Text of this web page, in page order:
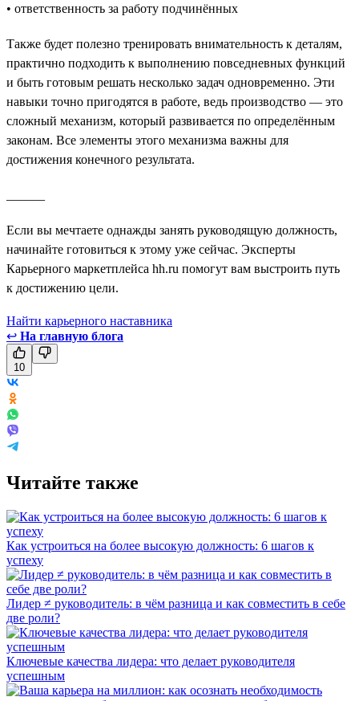
• ответственность за работу подчинённых
Также будет полезно тренировать внимательность к деталям,
практично подходить к выполнению повседневных функций
и быть готовым решать несколько задач одновременно. Эти
навыки точно пригодятся в работе, ведь производство — это
сложный механизм, который развивается по определённым
законам. Все элементы этого механизма важны для
достижения конечного результата.
Если вы мечтаете однажды занять руководящую должность,
начинайте готовиться к этому уже сейчас. Эксперты
Карьерного маркетплейса hh.ru помогут вам выстроить путь
к достижению цели.
Найти карьерного наставника
↩ На главную блога
10
Читайте также
Как устроиться на более высокую должность: 6 шагов к
успеху
Лидер ≠ руководитель: в чём разница и как совместить в себе
две роли?
Ключевые качества лидера: что делает руководителя
успешным